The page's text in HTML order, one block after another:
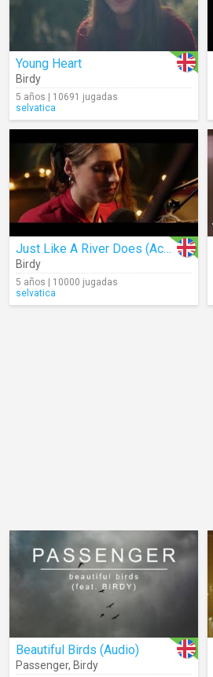
Young Heart
Birdy
5 años | 10691 jugadas
selvatica
Just Like A River Does (Acoustic)
Birdy
5 años | 10000 jugadas
selvatica
Beautiful Birds (Audio)
Passenger, Birdy